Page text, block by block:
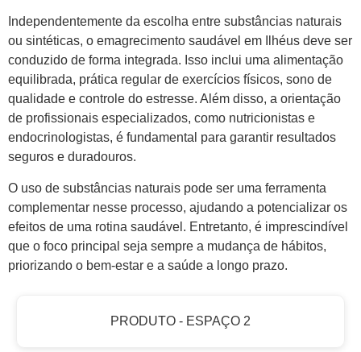
Independentemente da escolha entre substâncias naturais
ou sintéticas, o emagrecimento saudável em Ilhéus deve ser
conduzido de forma integrada. Isso inclui uma alimentação
equilibrada, prática regular de exercícios físicos, sono de
qualidade e controle do estresse. Além disso, a orientação
de profissionais especializados, como nutricionistas e
endocrinologistas, é fundamental para garantir resultados
seguros e duradouros.
O uso de substâncias naturais pode ser uma ferramenta
complementar nesse processo, ajudando a potencializar os
efeitos de uma rotina saudável. Entretanto, é imprescindível
que o foco principal seja sempre a mudança de hábitos,
priorizando o bem-estar e a saúde a longo prazo.
PRODUTO - ESPAÇO 2